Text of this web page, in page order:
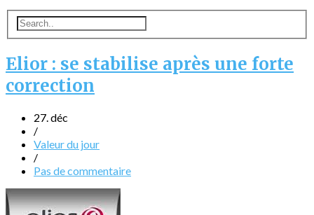
Elior : se stabilise après une forte
correction
27. déc
/
Valeur du jour
/
Pas de commentaire